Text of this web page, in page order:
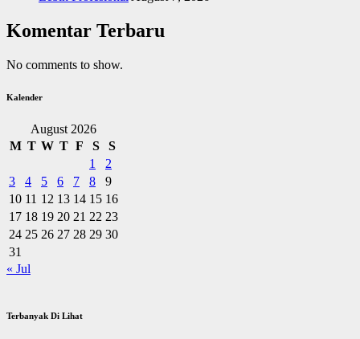
Komentar Terbaru
No comments to show.
Kalender
August 2026
M T W T F S
S
1
2
3
4 5 6 7 8
9
10 11 12 13 14 15 16
17 18 19 20 21 22 23
24 25 26 27 28 29 30
31
« Jul
Terbanyak Di Lihat